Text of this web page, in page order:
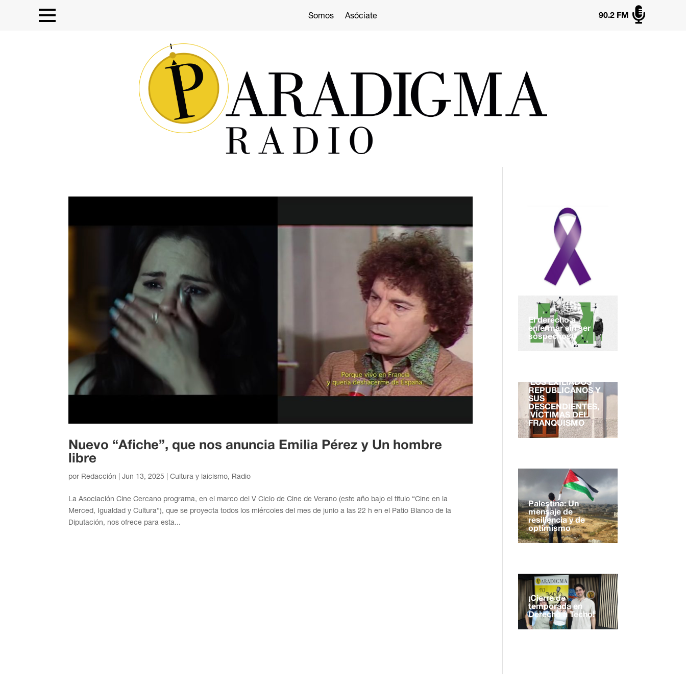
Somos Asóciate 
90.2 FM
Nuevo “Afiche”, que nos anuncia Emilia Pérez y Un hombre
libre
por Redacción |Jun 13, 2025 |Cultura y laicismo, Radio
La Asociación Cine Cercano programa, en el marco del V Ciclo de Cine de Verano (este año bajo el título “Cine en la
Merced, Igualdad y Cultura”), que se proyecta todos los miércoles del mes de junio a las 22 h en el Patio Blanco de la
Diputación, nos ofrece para esta...
El derecho a
enfermar sin ser
sospechoso
LOS EXILIADOS
REPUBLICANOS Y
SUS
DESCENDIENTES,
VÍCTIMAS DEL
FRANQUISMO
Palestina: Un
mensaje de
resiliencia y de
optimismo
¡Cierre de
temporada en
Derecho a Techo!